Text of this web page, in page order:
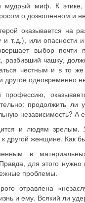
мудрый миф. К
о дозволенном и
оказывается на
и т.д.), или
выбор почти
разбивший чашку,
честным и в то же
другое одновременно
продолжить
независимость? А
и людям
другой женщине. Как
в
для этого
проблемы.
отравлена
и ему. Всякий ли